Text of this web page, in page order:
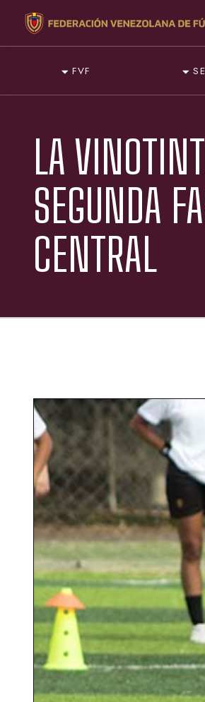
FVF
LA
SEGUNDA
CENTRAL